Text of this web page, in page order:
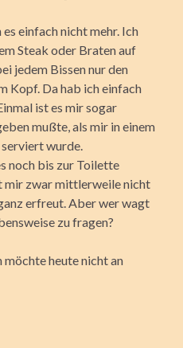
einfach nicht mehr. Ich
Steak oder Braten auf
jedem Bissen nur den
Kopf. Da hab ich einfach
ist es mir sogar
mußte, als mir in einem
wurde.
noch bis zur Toilette
mir zwar mittlerweile nicht
erfreut. Aber wer wagt
zu fragen?
möchte heute nicht an